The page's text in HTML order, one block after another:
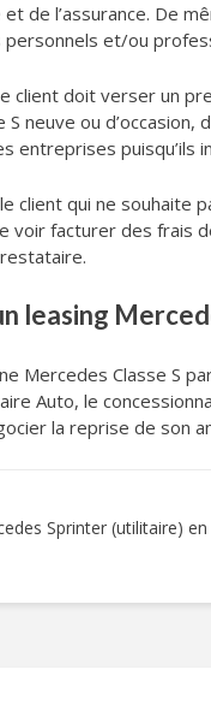
de l’assurance. De
et/ou
client doit verser un
S neuve ou
entreprises puisqu’ils
client qui ne souhaite
voir facturer des frais
leasing
Mercedes Classe S
Auto, le
la reprise de son
Sprinter (utilitaire)